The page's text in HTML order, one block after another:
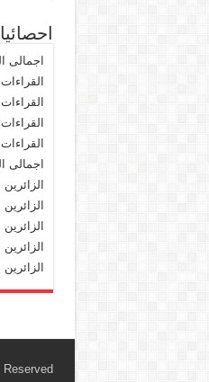
اجمالى
اجمالى
الزائرين